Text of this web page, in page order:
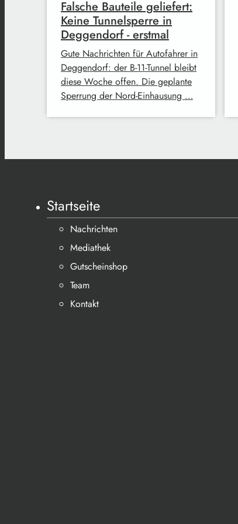
Falsche Bauteile geliefert:
Keine Tunnelsperre in
Deggendorf - erstmal
Gute Nachrichten für Autofahrer in
Deggendorf: der B-11-Tunnel bleibt
diese Woche offen. Die geplante
Sperrung der Nord-Einhausung …
Startseite
Nachrichten
Mediathek
Gutscheinshop
Team
Kontakt